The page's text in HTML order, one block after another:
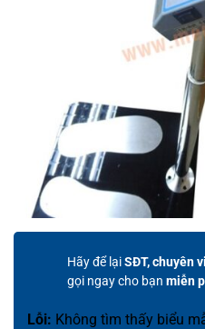
Hãy để lạiSĐT, chuyên
gọi ngay cho bạn miễn
Lỗi: Không tìm thấy biểu